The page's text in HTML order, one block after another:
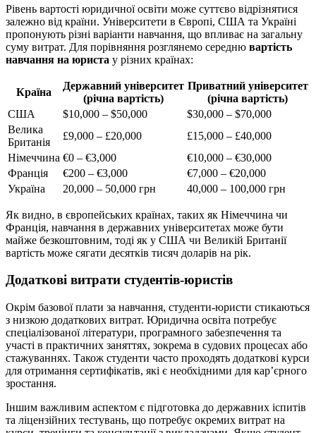
Рівень вартості юридичної освіти може суттєво відрізнятися
залежно від країни. Університети в Європі, США та Україні
пропонують різні варіанти навчання, що впливає на загальну
суму витрат. Для порівняння розглянемо середню вартість
навчання на юриста у різних країнах:
Країна
Державний університет
(річна вартість)
Приватний університет
(річна вартість)
США
$10,000 – $50,000
$30,000 – $70,000
Велика
Британія
£9,000 – £20,000
£15,000 – £40,000
Німеччина €0 – €3,000
€10,000 – €30,000
Франція
€200 – €3,000
€7,000 – €20,000
Україна
20,000 – 50,000 грн 40,000 – 100,000 грн
Як видно, в європейських країнах, таких як Німеччина чи
Франція, навчання в державних університетах може бути
майже безкоштовним, тоді як у США чи Великій Британії
вартість може сягати десятків тисяч доларів на рік.
Додаткові витрати студентів-юристів
Окрім базової плати за навчання, студенти-юристи стикаються
з низкою додаткових витрат. Юридична освіта потребує
спеціалізованої літератури, програмного забезпечення та
участі в практичних заняттях, зокрема в судових процесах або
стажуваннях. Також студенти часто проходять додаткові курси
для отримання сертифікатів, які є необхідними для кар’єрного
зростання.
Іншим важливим аспектом є підготовка до державних іспитів
та ліцензійних тестувань, що потребує окремих витрат на